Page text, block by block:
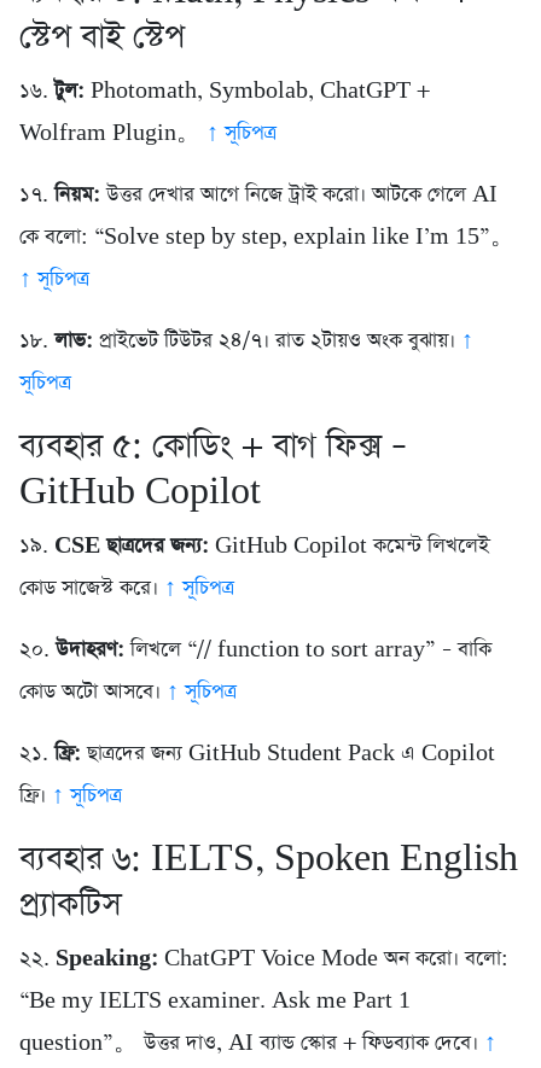
স্টেপ বাই স্টেপ
১৬.টুল: Photomath, Symbolab, ChatGPT +
Wolfram Plugin。 ↑ সূচিপত্র
১৭.নিয়ম: উত্তর দেখার আগে নিজে ট্রাই করো। আটকে গেলে AI
কে বলো: “Solve step by step, explain like I’m 15”。
↑ সূচিপত্র
১৮.লাভ: প্রাইভেট টিউটর ২৪/৭। রাত ২টায়ও অংক বুঝায়। ↑
সূচিপত্র
ব্যবহার ৫: কোডিং + বাগ ফিক্স –
GitHub Copilot
১৯. CSE ছাত্রদের জন্য: GitHub Copilot কমেন্ট লিখলেই
কোড সাজেস্ট করে। ↑ সূচিপত্র
২০.উদাহরণ: লিখলে “// function to sort array” – বাকি
কোড অটো আসবে। ↑ সূচিপত্র
২১.ফ্রি: ছাত্রদের জন্য GitHub Student Pack এ Copilot
ফ্রি। ↑ সূচিপত্র
ব্যবহার ৬: IELTS, Spoken English
প্র্যাকটিস
২২. Speaking: ChatGPT Voice Mode অন করো। বলো:
“Be my IELTS examiner. Ask me Part 1
question”。 উত্তর দাও, AI ব্যান্ড স্কোর + ফিডব্যাক দেবে। ↑